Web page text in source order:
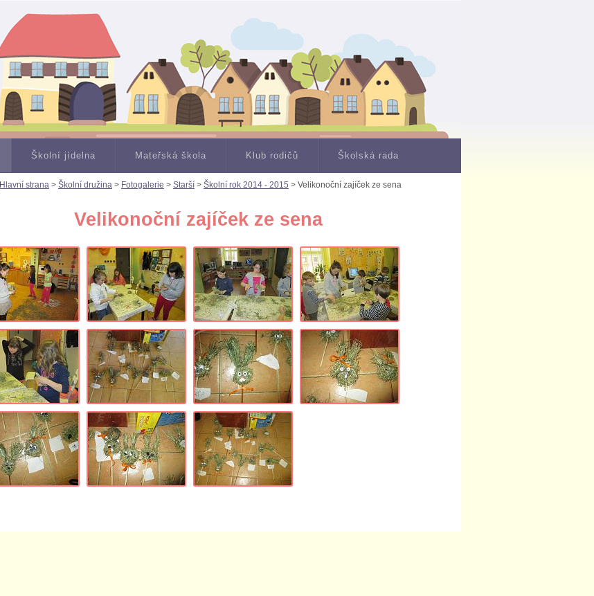
Školní jídelna Mateřská škola Klub rodičů Školská rada
Hlavní strana > Školní družina > Fotogalerie > Starší > Školní rok 2014 - 2015 > Velikonoční zajíček ze sena
Velikonoční zajíček ze sena